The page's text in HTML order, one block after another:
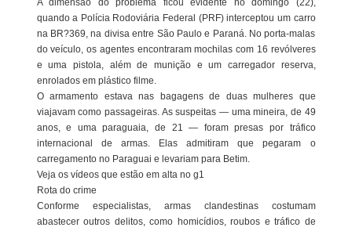
A dimensão do problema ficou evidente no domingo (22),
quando a Polícia Rodoviária Federal (PRF) interceptou um carro
na BR?369, na divisa entre São Paulo e Paraná. No porta-malas
do veículo, os agentes encontraram mochilas com 16 revólveres
e uma pistola, além de munição e um carregador reserva,
enrolados em plástico filme.
O armamento estava nas bagagens de duas mulheres que
viajavam como passageiras. As suspeitas — uma mineira, de 49
anos, e uma paraguaia, de 21 — foram presas por tráfico
internacional de armas. Elas admitiram que pegaram o
carregamento no Paraguai e levariam para Betim.
Veja os vídeos que estão em alta no g1
Rota do crime
Conforme especialistas, armas clandestinas costumam
abastecer outros delitos, como homicídios, roubos e tráfico de